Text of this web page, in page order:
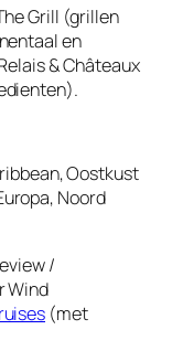
Grill (grillen
en
& Châteaux
Oostkust
Noord
/
Wind
(met